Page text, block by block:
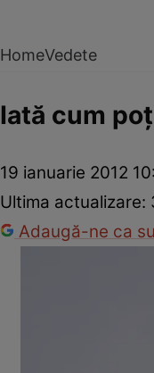
HomeVedete
Iată cum
19 ianuarie 2012
Ultima actualizare:
Adaugă-ne ca